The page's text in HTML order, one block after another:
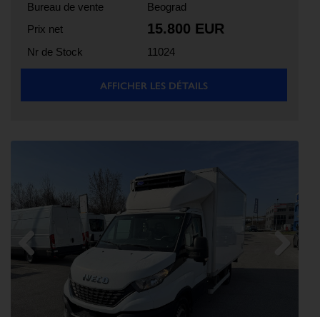
Bureau de vente
Beograd
Prix net
15.800 EUR
Nr de Stock 11024
AFFICHER LES DÉTAILS
Previous